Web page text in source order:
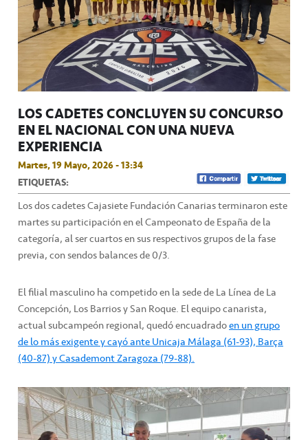
LOS CADETES CONCLUYEN SU CONCURSO
EN EL NACIONAL CON UNA NUEVA
EXPERIENCIA
Martes, 19 Mayo, 2026 - 13:34
ETIQUETAS:
Los dos cadetes Cajasiete Fundación Canarias terminaron este
martes su participación en el Campeonato de España de la
categoría, al ser cuartos en sus respectivos grupos de la fase
previa, con sendos balances de 0/3.
El filial masculino ha competido en la sede de La Línea de La
Concepción, Los Barrios y San Roque. El equipo canarista,
actual subcampeón regional, quedó encuadradoen un grupo
de lo más exigente y cayó ante Unicaja Málaga (61-93), Barça
(40-87) y Casademont Zaragoza (79-88).